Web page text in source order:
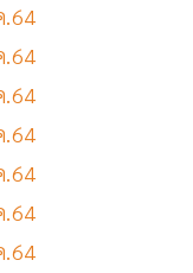
.64
.64
.64
.64
.64
.64
.64